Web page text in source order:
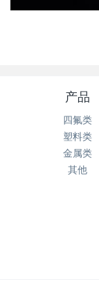
产品
四氟类
塑料类
金属类
其他